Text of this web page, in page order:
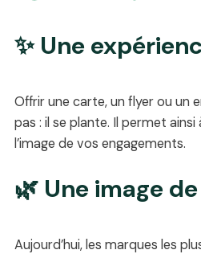
✨ Une
Offrir une carte, un flyer ou un
pas : il se plante. Il permet
l’image de vos engagements.
🌿 Une image
Aujourd’hui, les marques les